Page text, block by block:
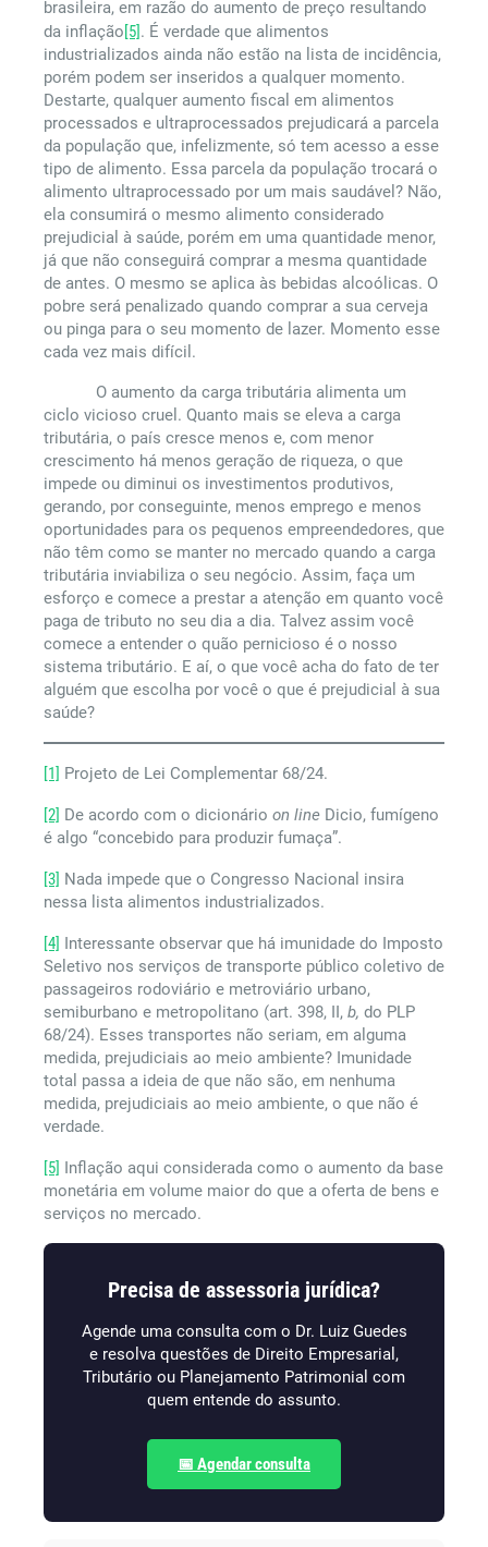
brasileira, em razão do aumento de preço resultando
da inflação[5]. É verdade que alimentos
industrializados ainda não estão na lista de incidência,
porém podem ser inseridos a qualquer momento.
Destarte, qualquer aumento fiscal em alimentos
processados e ultraprocessados prejudicará a parcela
da população que, infelizmente, só tem acesso a esse
tipo de alimento. Essa parcela da população trocará o
alimento ultraprocessado por um mais saudável? Não,
ela consumirá o mesmo alimento considerado
prejudicial à saúde, porém em uma quantidade menor,
já que não conseguirá comprar a mesma quantidade
de antes. O mesmo se aplica às bebidas alcoólicas. O
pobre será penalizado quando comprar a sua cerveja
ou pinga para o seu momento de lazer. Momento esse
cada vez mais difícil.
O aumento da carga tributária alimenta um
ciclo vicioso cruel. Quanto mais se eleva a carga
tributária, o país cresce menos e, com menor
crescimento há menos geração de riqueza, o que
impede ou diminui os investimentos produtivos,
gerando, por conseguinte, menos emprego e menos
oportunidades para os pequenos empreendedores, que
não têm como se manter no mercado quando a carga
tributária inviabiliza o seu negócio. Assim, faça um
esforço e comece a prestar a atenção em quanto você
paga de tributo no seu dia a dia. Talvez assim você
comece a entender o quão pernicioso é o nosso
sistema tributário. E aí, o que você acha do fato de ter
alguém que escolha por você o que é prejudicial à sua
saúde?
[1] Projeto de Lei Complementar 68/24.
[2] De acordo com o dicionário on line Dicio, fumígeno
é algo “concebido para produzir fumaça”.
[3] Nada impede que o Congresso Nacional insira
nessa lista alimentos industrializados.
[4] Interessante observar que há imunidade do Imposto
Seletivo nos serviços de transporte público coletivo de
passageiros rodoviário e metroviário urbano,
semiburbano e metropolitano (art. 398, II, b, do PLP
68/24). Esses transportes não seriam, em alguma
medida, prejudiciais ao meio ambiente? Imunidade
total passa a ideia de que não são, em nenhuma
medida, prejudiciais ao meio ambiente, o que não é
verdade.
[5] Inflação aqui considerada como o aumento da base
monetária em volume maior do que a oferta de bens e
serviços no mercado.
Precisa de assessoria jurídica?
Agende uma consulta com o Dr. Luiz Guedes
e resolva questões de Direito Empresarial,
Tributário ou Planejamento Patrimonial com
quem entende do assunto.
📅 Agendar consulta